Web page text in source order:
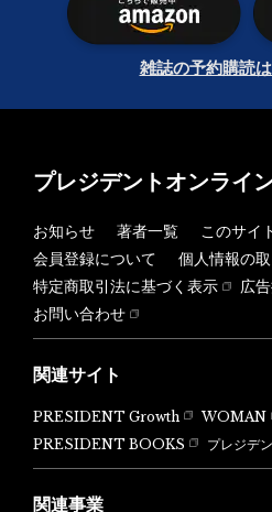
雑誌の予約購読
プレジデントオンライ
お知らせ 著者一覧
このサイ
会員登録について
個人情報の
特定商取引法に基づく表示
広
お問い合わせ
関連サイト
PRESIDENT Growth WOMAN
PRESIDENT BOOKS
プレジデ
関連事業